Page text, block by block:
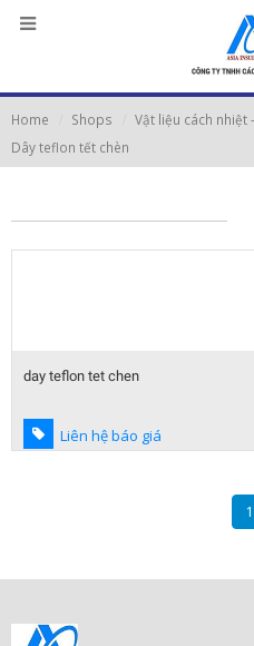
Home Shops
Vật liệu cách nhiệt
Dây teflon tết chèn
day teflon tet chen
Liên hệ báo giá
1